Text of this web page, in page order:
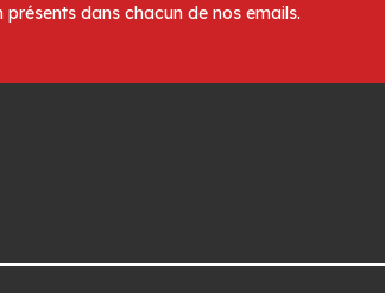
présents dans chacun de nos emails.